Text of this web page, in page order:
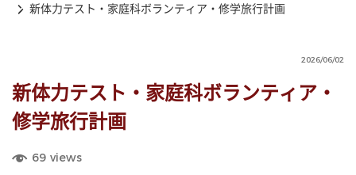
新体力テスト・家庭科ボランティア・修学旅行計画
2026/06/02
新体力テスト・家庭科ボランティア・
修学旅行計画
69 views